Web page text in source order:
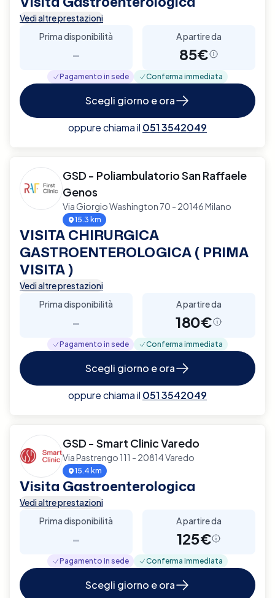
Vedi altre prestazioni
Prima disponibilità
-
A partire da
85€
Pagamento in sede Conferma immediata
Scegli giorno e ora
oppure chiama il 051 3542049
GSD - Poliambulatorio San Raffaele
Genos
Via Giorgio Washington 70 - 20146 Milano
15.3 km
VISITA CHIRURGICA
GASTROENTEROLOGICA ( PRIMA
VISITA )
Vedi altre prestazioni
Prima disponibilità
-
A partire da
180€
Pagamento in sede Conferma immediata
Scegli giorno e ora
oppure chiama il 051 3542049
GSD - Smart Clinic Varedo
Via Pastrengo 111 - 20814 Varedo
15.4 km
Visita Gastroenterologica
Vedi altre prestazioni
Prima disponibilità
-
A partire da
125€
Pagamento in sede Conferma immediata
Scegli giorno e ora